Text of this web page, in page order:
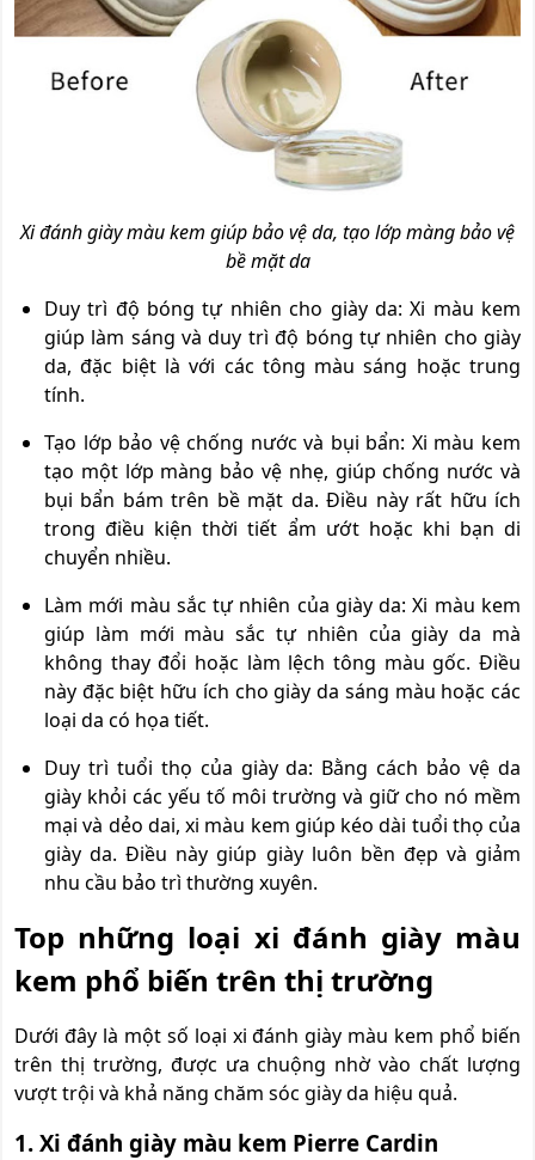
Xi đánh giày màu kem giúp bảo vệ da, tạo lớp màng bảo vệ
bề mặt da
Duy trì độ bóng tự nhiên cho giày da: Xi màu kem
giúp làm sáng và duy trì độ bóng tự nhiên cho giày
da, đặc biệt là với các tông màu sáng hoặc trung
tính.
Tạo lớp bảo vệ chống nước và bụi bẩn: Xi màu kem
tạo một lớp màng bảo vệ nhẹ, giúp chống nước và
bụi bẩn bám trên bề mặt da. Điều này rất hữu ích
trong điều kiện thời tiết ẩm ướt hoặc khi bạn di
chuyển nhiều.
Làm mới màu sắc tự nhiên của giày da: Xi màu kem
giúp làm mới màu sắc tự nhiên của giày da mà
không thay đổi hoặc làm lệch tông màu gốc. Điều
này đặc biệt hữu ích cho giày da sáng màu hoặc các
loại da có họa tiết.
Duy trì tuổi thọ của giày da: Bằng cách bảo vệ da
giày khỏi các yếu tố môi trường và giữ cho nó mềm
mại và dẻo dai, xi màu kem giúp kéo dài tuổi thọ của
giày da. Điều này giúp giày luôn bền đẹp và giảm
nhu cầu bảo trì thường xuyên.
Top những loại xi đánh giày màu
kem phổ biến trên thị trường
Dưới đây là một số loại xi đánh giày màu kem phổ biến
trên thị trường, được ưa chuộng nhờ vào chất lượng
vượt trội và khả năng chăm sóc giày da hiệu quả.
1. Xi đánh giày màu kem Pierre Cardin